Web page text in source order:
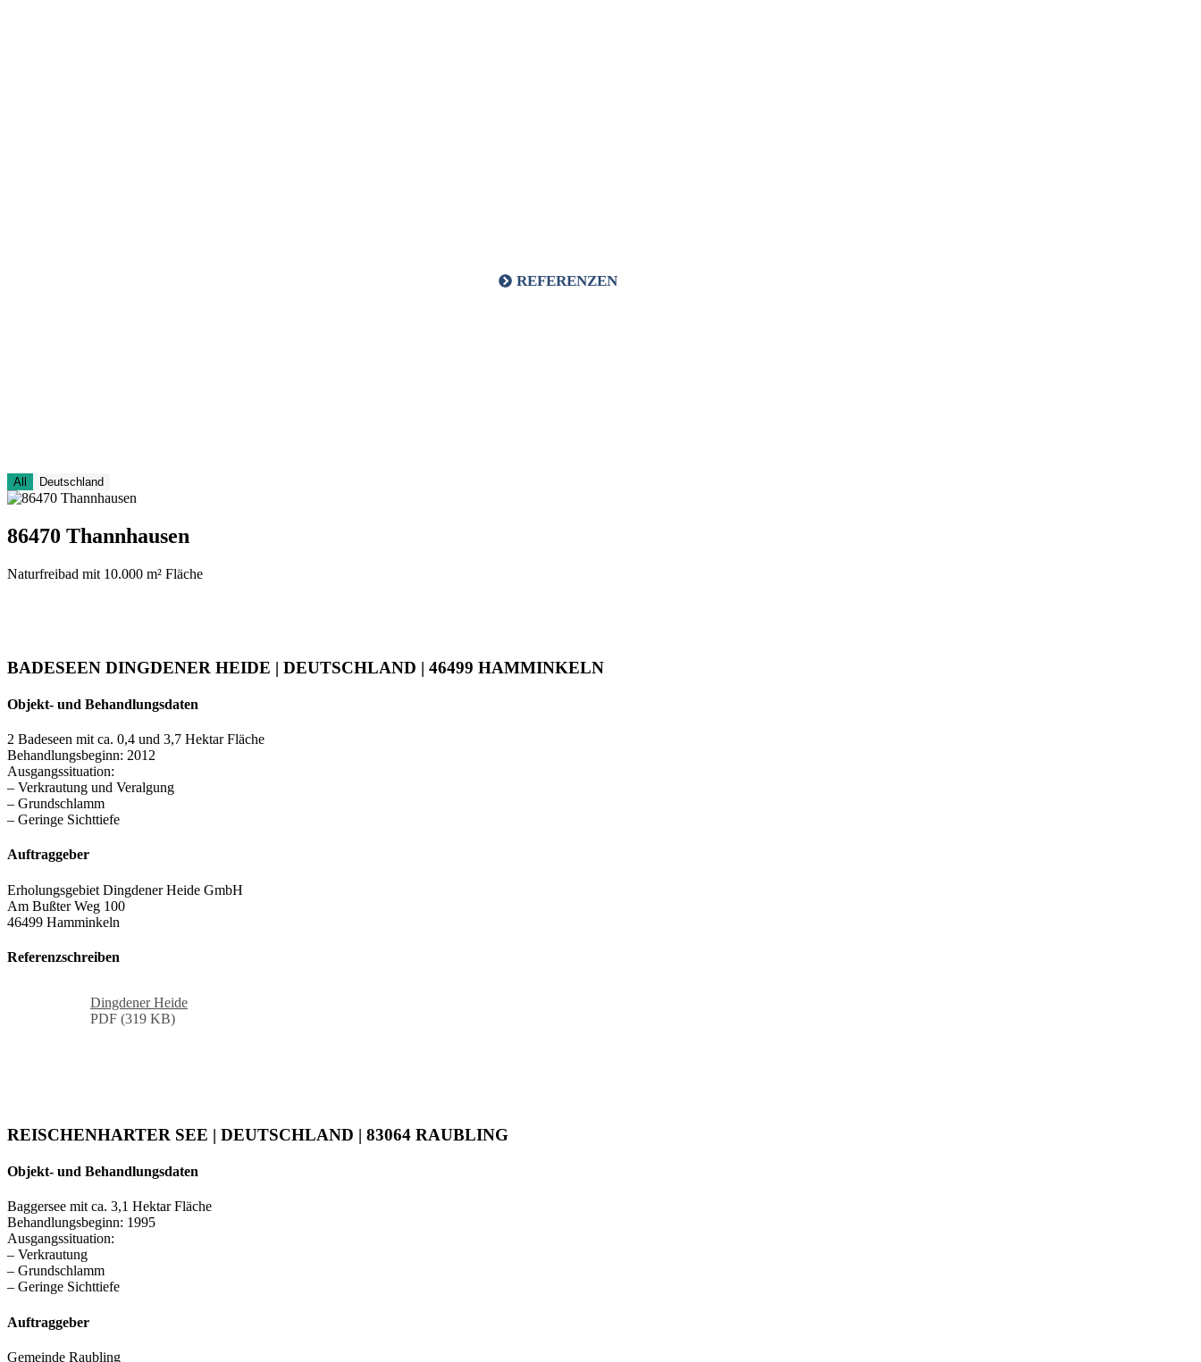
REFERENZEN
All Deutschland
86470 Thannhausen
Naturfreibad mit 10.000 m² Fläche
BADESEEN DINGDENER HEIDE | DEUTSCHLAND | 46499 HAMMINKELN
Objekt- und Behandlungsdaten
2 Badeseen mit ca. 0,4 und 3,7 Hektar Fläche
Behandlungsbeginn: 2012
Ausgangssituation:
– Verkrautung und Veralgung
– Grundschlamm
– Geringe Sichttiefe
Auftraggeber
Erholungsgebiet Dingdener Heide GmbH
Am Bußter Weg 100
46499 Hamminkeln
Referenzschreiben
Dingdener Heide
PDF (319 KB)
REISCHENHARTER SEE | DEUTSCHLAND | 83064 RAUBLING
Objekt- und Behandlungsdaten
Baggersee mit ca. 3,1 Hektar Fläche
Behandlungsbeginn: 1995
Ausgangssituation:
– Verkrautung
– Grundschlamm
– Geringe Sichttiefe
Auftraggeber
Gemeinde Raubling